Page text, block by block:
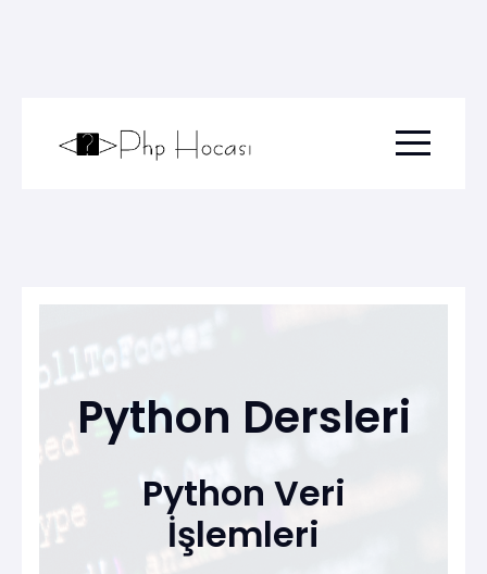
Menu
Python Dersleri
Python Veri
İşlemleri